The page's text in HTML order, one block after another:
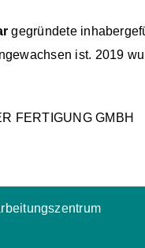
gegründete
ist. 2019
FERTIGUNG GMBH